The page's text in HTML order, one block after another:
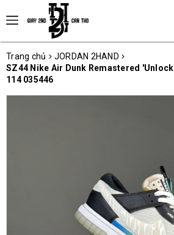
Trang chủ
JORDAN 2HAND
SZ44 Nike Air Dunk Remastered
114 035446